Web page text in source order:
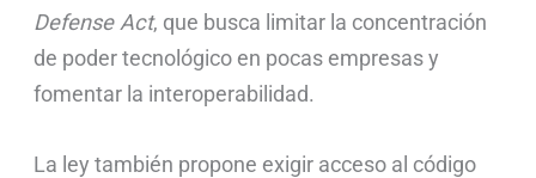
Defense Act, que busca limitar la concentración
de poder tecnológico en pocas empresas y
fomentar la interoperabilidad.
La ley también propone exigir acceso al código